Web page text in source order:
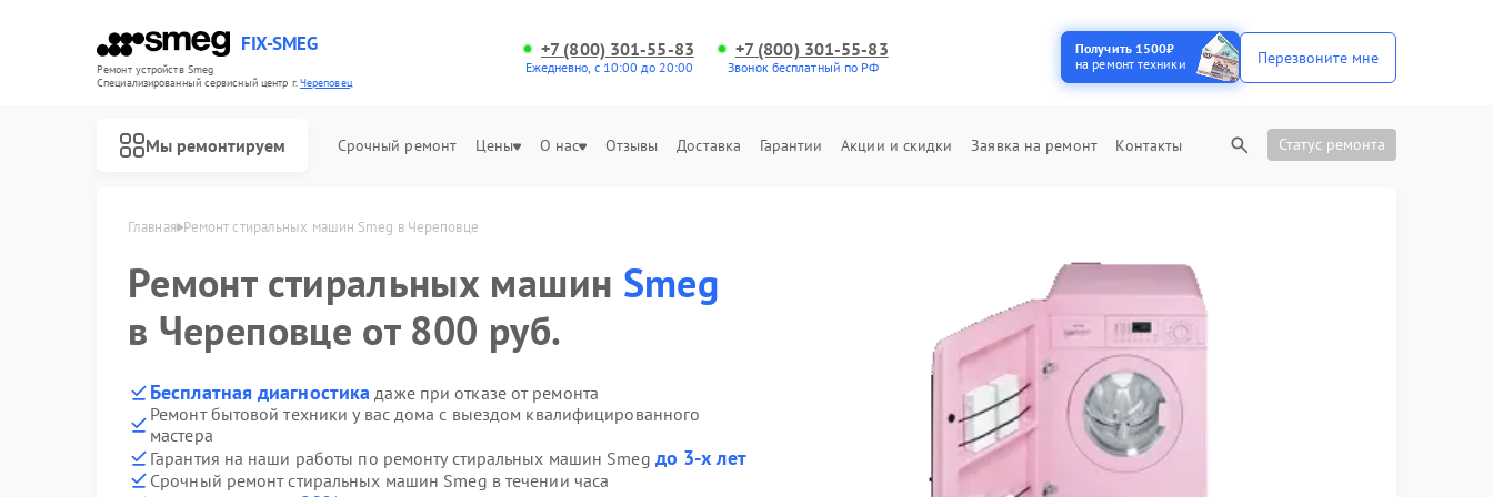
FIX-SMEG
Ремонт устройств Smeg
Специализированный cервисный центр г.Череповец
+7 (800) 301-55-83
Ежедневно, с 10:00 до 20:00
+7 (800) 301-55-83
Звонок бесплатный по РФ
Получить 1500₽
на ремонт техники
Перезвоните мне
Мы ремонтируем Срочный ремонт Цены О нас Отзывы Доставка Гарантии Акции и скидки Заявка на ремонт Контакты Статус ремонта
Главная Ремонт стиральных машин Smeg в Череповце
Ремонт стиральных машин Smeg
в Череповце от 800 руб.
Бесплатная диагностика даже при отказе от ремонта
Ремонт бытовой техники у вас дома с выездом квалифицированного
мастера
Гарантия на наши работы по ремонту стиральных машин Smeg до 3-х лет
Срочный ремонт стиральных машин Smeg в течении часа